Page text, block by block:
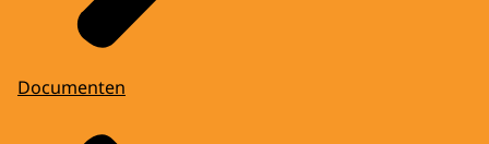
Documenten